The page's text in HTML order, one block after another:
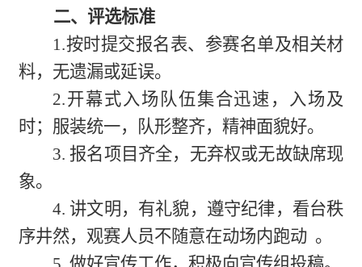
二、评选标准
1.按时提交报名表、参赛名单及相关材
料，无遗漏或延误。
2.开幕式入场队伍集合迅速，入场及
时；服装统一，队形整齐，精神面貌好。
3. 报名项目齐全，无弃权或无故缺席现
象。
4. 讲文明，有礼貌，遵守纪律，看台秩
序井然，观赛人员不随意在动场内跑动 。